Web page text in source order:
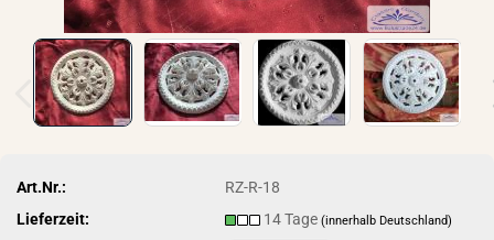
Art.Nr.:
RZ-R-18
Lieferzeit:
14 Tage(innerhalb Deutschland)